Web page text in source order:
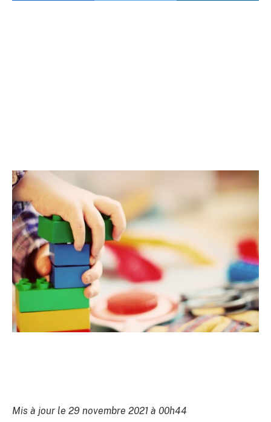
Mis à jour le 29 novembre 2021 à 00h44